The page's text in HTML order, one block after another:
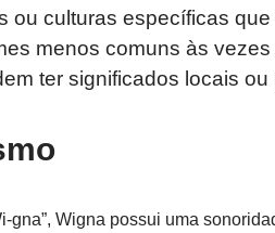
ou culturas específicas
menos comuns às
ter significados locais
gna”, Wigna possui uma